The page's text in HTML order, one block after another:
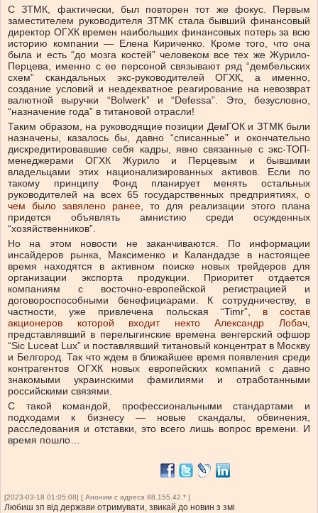
С ЗТМК, фактически, был повторен тот же фокус. Первым
заместителем руководителя ЗТМК стала бывший финансовый
директор ОГХК времен наибольших финансовых потерь за всю
историю компании — Елена Кириченко. Кроме того, что она
была и есть “до мозга костей” человеком все тех же Журило-
Перцева, именно с ее персоной связывают ряд “дембельских
схем” скандальных экс-руководителей ОГХК, а именно,
создание условий и неадекватное реагирование на невозврат
валютной выручки “Bolwerk” и “Defessa”. Это, безусловно,
“назначение года” в титановой отрасли!
Таким образом, на руководящие позиции ДемГОК и ЗТМК были
назначены, казалось бы, давно “списанные” и окончательно
дискредитировавшие себя кадры, явно связанные с экс-ТОП-
менеджерами ОГХК Журило и Перцевым и бывшими
владельцами этих национализированных активов. Если по
такому принципу Фонд планирует менять остальных
руководителей на всех 65 государственных предприятиях, о
чем было завялено ранее , то для реализации этого плана
придется объявлять амнистию среди осужденных
“хозяйственников”.
Но на этом новости не заканчиваются. По информации
инсайдеров рынка, Максименко и Каландадзе в настоящее
время находятся в активном поиске новых трейдеров для
организации экспорта продукции. Приоритет отдается
компаниям с восточно-европейской регистрацией и
договороспособными бенефициарами. К сотрудничеству, в
частности, уже привлечена польская “Timr”, в состав
акционеров которой входит некто Александр Лобач
представлявший в перелыгинские времена венгерский офшор
“Sic Luceat Lux” и поставлявший титановый концентрат в Москву
и Белгород. Так что ждем в ближайшее время появления среди
контрагентов ОГХК новых европейских компаний с давно
знакомыми украинскими фамилиями и отработанными
российскими связями.
С такой командой, профессиональными стандартами и
подходами к бизнесу — новые скандалы, обвинения,
расследования и отставки, это всего лишь вопрос времени. И
время пошло…
[2023-03-18 01:05:08] [ Аноним с адреса 88.155.42.* ]
Любиш зп від держави отримувати, звикай до новин з змі